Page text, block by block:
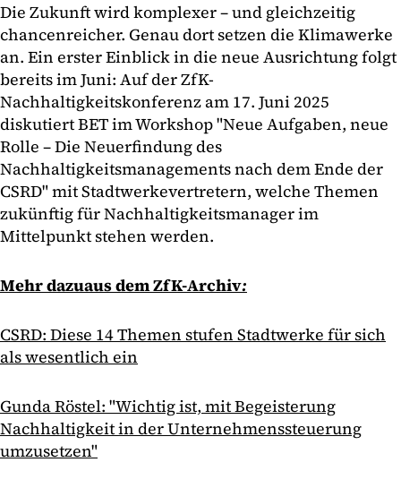
Die Zukunft wird komplexer – und gleichzeitig
chancenreicher. Genau dort setzen die Klimawerke
an. Ein erster Einblick in die neue Ausrichtung folgt
bereits im Juni: Auf der ZfK-
Nachhaltigkeitskonferenz am 17. Juni 2025
diskutiert BET im Workshop "Neue Aufgaben, neue
Rolle – Die Neuerfindung des
Nachhaltigkeitsmanagements nach dem Ende der
CSRD" mit Stadtwerkevertretern, welche Themen
zukünftig für Nachhaltigkeitsmanager im
Mittelpunkt stehen werden.
Mehr dazuaus dem ZfK-Archiv:
CSRD: Diese 14 Themen stufen Stadtwerke für sich
als wesentlich ein
Gunda Röstel: "Wichtig ist, mit Begeisterung
Nachhaltigkeit in der Unternehmenssteuerung
umzusetzen"